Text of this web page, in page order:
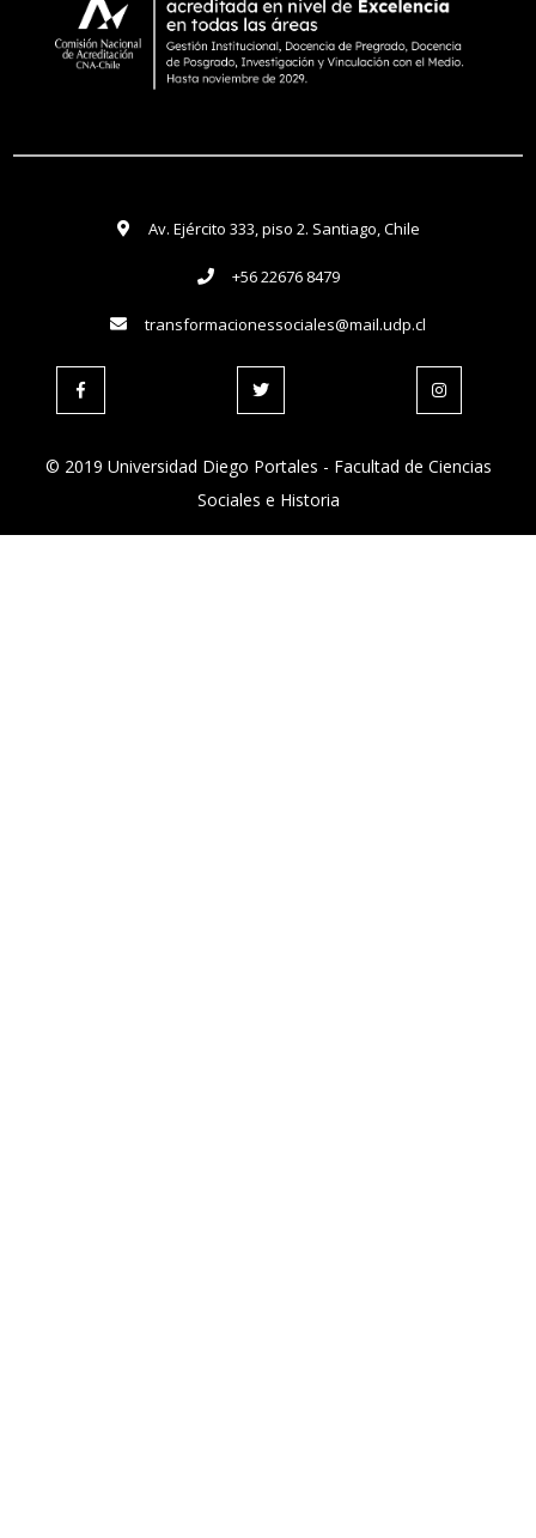
Av. Ejército 333, piso 2. Santiago, Chile
+56 22676 8479
transformacionessociales@mail.udp.cl
© 2019 Universidad Diego Portales - Facultad de Ciencias
Sociales e Historia